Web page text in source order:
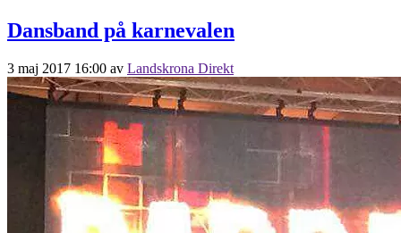
Dansband på karnevalen
3 maj 2017 16:00 av Landskrona Direkt